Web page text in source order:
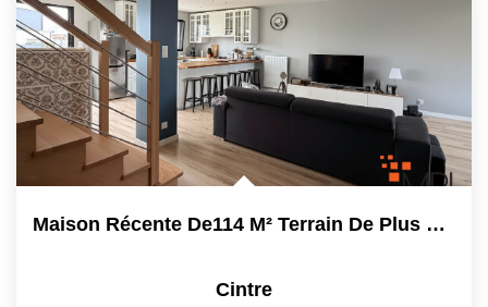
ACTUALITÉS
CONTACT
Recrutement
Maison Récente De114 M² Terrain De Plus De 310 M²
Cintre